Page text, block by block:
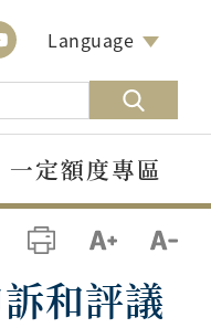
Language
一定額度專區
和評議